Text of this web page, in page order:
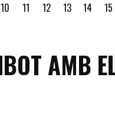
10
11
12
13
14
15
AMB